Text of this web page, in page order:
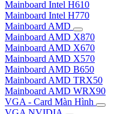
Mainboard Intel H610
Mainboard Intel H770
Mainboard AMD
Mainboard AMD X870
Mainboard AMD X670
Mainboard AMD X570
Mainboard AMD B650
Mainboard AMD TRX50
Mainboard AMD WRX90
VGA - Card Màn Hình